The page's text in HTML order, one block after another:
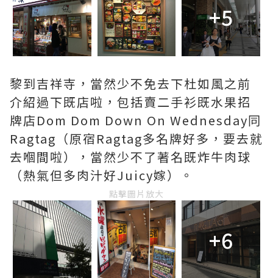
+5
黎到吉祥寺，當然少不免去下杜如風之前
介紹過下既店啦，包括賣二手衫既水果招
牌店Dom Dom Down On Wednesday同
Ragtag（原宿Ragtag多名牌好多，要去就
去嗰間啦），當然少不了著名既炸牛肉球
（熱氣但多肉汁好Juicy嫁）。
點擊圖片放大
+6